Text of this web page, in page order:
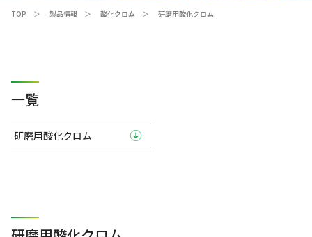
TOP 製品情報 酸化クロム 研磨用酸化クロム
一覧
研磨用酸化クロム